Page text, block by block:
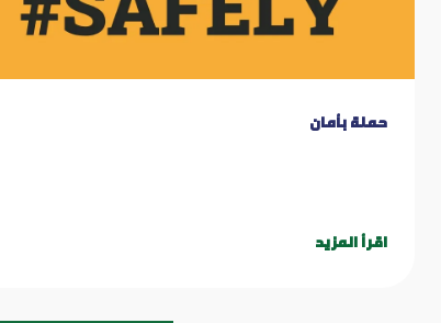
حملة بأمان
اقرأ المزيد